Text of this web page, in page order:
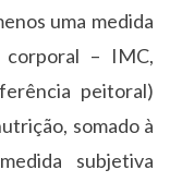
uma medida
corporal – IMC,
peitoral)
somado à
subjetiva